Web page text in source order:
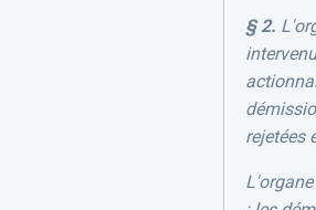
§ 2.
rejetées